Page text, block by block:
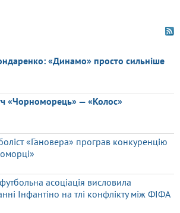
«Динамо» просто сильніше
«Чорноморець» — «Колос»
«Гановера» програв конкуренцію
асоціація висловила
Інфантіно на тлі конфлікту між ФІФА